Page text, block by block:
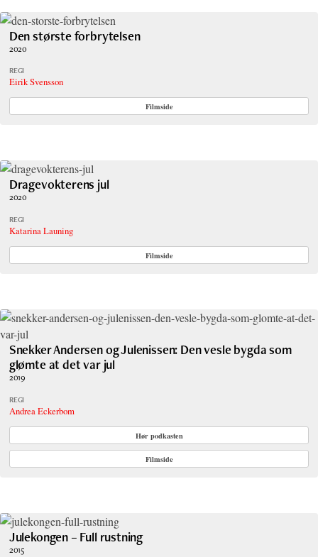
Den største forbrytelsen
2020
REGI
Eirik Svensson
Filmside
Dragevokterens jul
2020
REGI
Katarina Launing
Filmside
Snekker Andersen og Julenissen: Den vesle bygda som
glømte at det var jul
2019
REGI
Andrea Eckerbom
Hør podkasten
Filmside
Julekongen – Full rustning
2015